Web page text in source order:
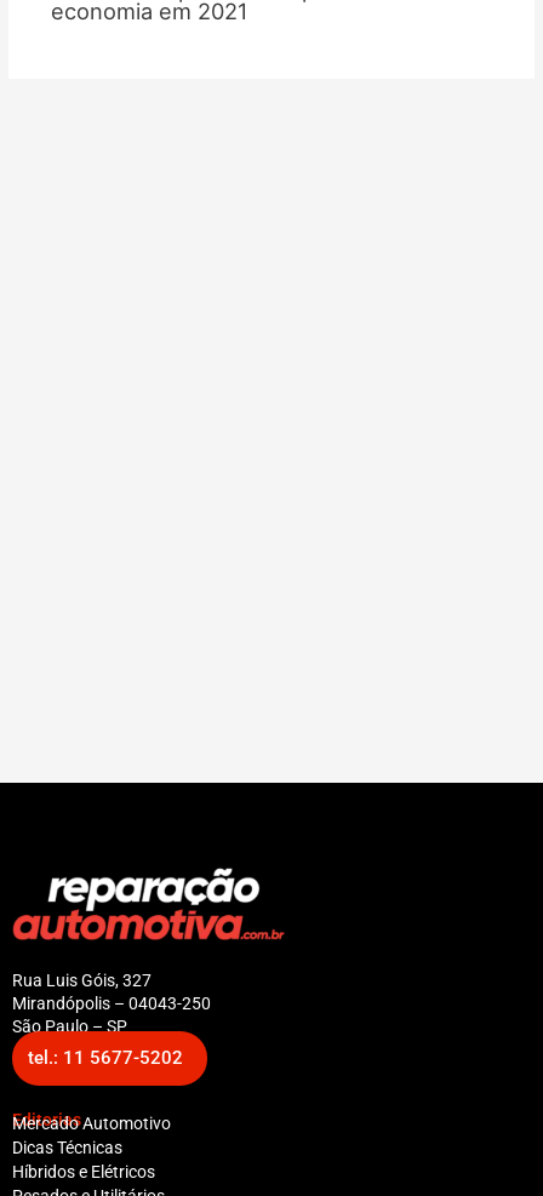
economia em 2021
Rua Luis Góis, 327
Mirandópolis – 04043-250
São Paulo – SP
tel.: 11 5677-5202
Editorias
Mercado Automotivo
Dicas Técnicas
Híbridos e Elétricos